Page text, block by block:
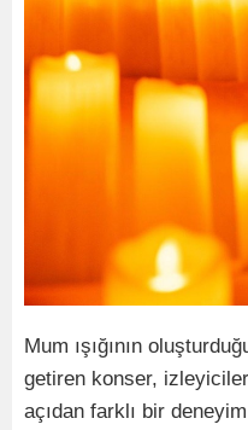
Mum ışığının
getiren konser,
açıdan farklı bir